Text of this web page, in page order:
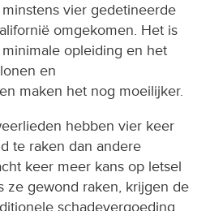
vier gedetineerde
omgekomen. Het is
opleiding en het
en
maken het nog moeilijker.
hebben vier keer
te raken dan andere
keer meer kans op letsel
ze gewond raken, krijgen de
schadevergoeding,